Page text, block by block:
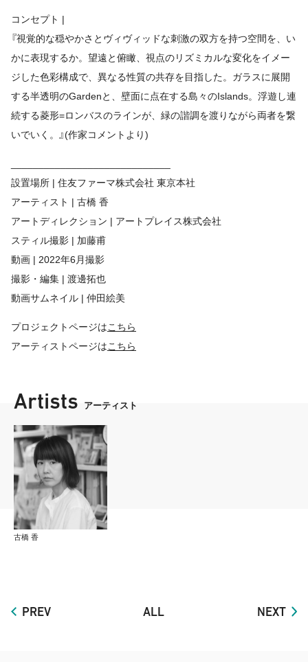
コンセプト |
『視覚的な穏やかさとヴィヴィッドな刺激の双方を持つ空間を、い
かに表現するか。望遠と俯瞰、視点のリズミカルな変化をイメー
ジした色彩構成で、異なる性質の共存を目指した。ガラスに展開
する半透明のGardenと、壁面に点在する島々のIslands。浮遊し連
続する菱形=ロンバスのラインが、緑の諧調を渡りながら両者を繋
いでいく。』(作家コメントより)
設置場所 | 住友ファーマ株式会社 東京本社
アーティスト | 古橋 香
アートディレクション | アートプレイス株式会社
スティル撮影 | 加藤甫
動画 | 2022年6月撮影
撮影・編集 | 渡邊拓也
動画サムネイル | 仲田絵美
プロジェクトページはこちら
アーティストページはこちら
Artists アーティスト
古橋 香
PREV ALL NEXT